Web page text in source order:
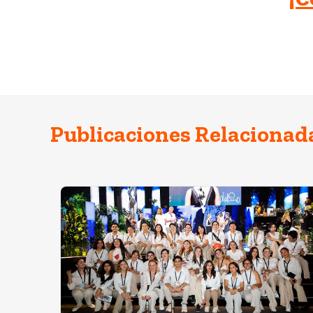
Publicaciones